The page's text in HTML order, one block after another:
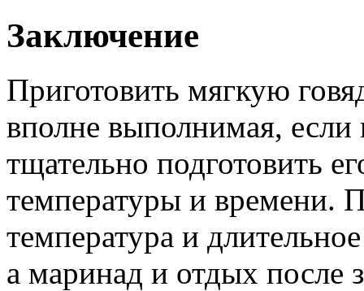
Заключение
Приготовить мягкую
вполне выполнимая,
тщательно подготовить
температуры и времени.
температура и
а маринад и отдых после